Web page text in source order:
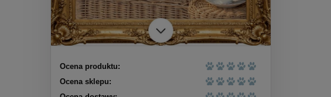
Ocena produktu:
Ocena sklepu: